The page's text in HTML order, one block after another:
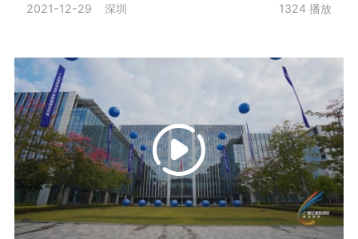
2021-12-29 深圳 1324 播放